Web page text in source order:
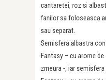
cantaretei, roz si
fanilor sa foloseasca
sau separat.
Semisfera albastra
Fantasy – cu arome
zmeura -, iar